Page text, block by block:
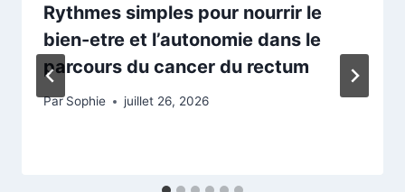
Rythmes simples pour nourrir le
bien-etre et l’autonomie dans le
parcours du cancer du rectum
Par Sophie juillet 26, 2026